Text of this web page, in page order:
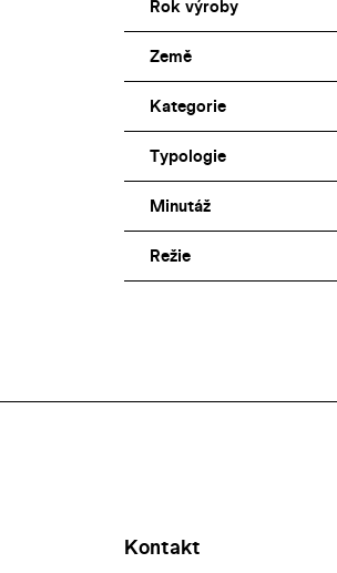
Rok výroby
Země
Kategorie
Typologie
Minutáž
Režie
Kontakt